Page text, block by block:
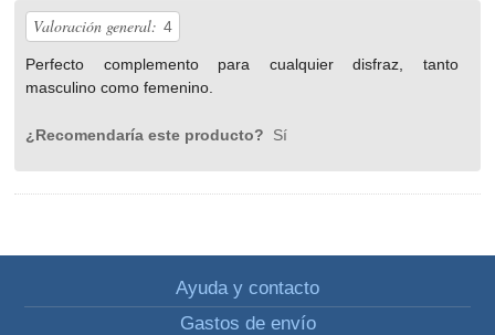
Valoración general: 4
Perfecto complemento para cualquier disfraz, tanto
masculino como femenino.
¿Recomendaría este producto? Sí
Ayuda y contacto
Gastos de envío